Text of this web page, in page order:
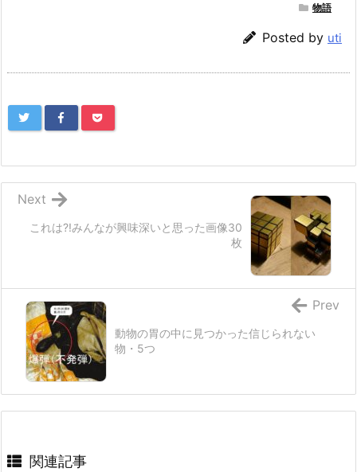
物語
Posted by uti
これは?!みんなが興味深いと思った画像30
枚
Next
動物の胃の中に見つかった信じられない
物・5つ
Prev
関連記事